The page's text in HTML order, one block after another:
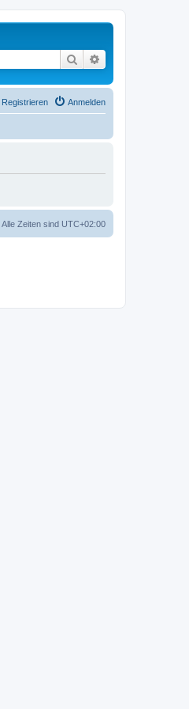
Suche
Anmelden
Registrieren
Alle Zeiten sind UTC+02:00